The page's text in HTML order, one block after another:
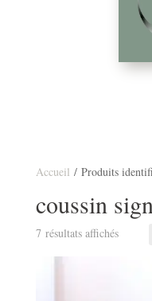
Accueil / Produits
coussin
7 résultats affichés